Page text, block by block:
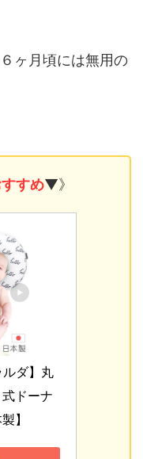
ヶ月頃には無用の
すめ▼》
ルダ】丸
ドーナ
】